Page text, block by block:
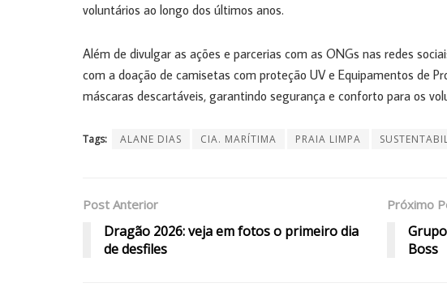
voluntários ao longo dos últimos anos.
Além de divulgar as ações e parcerias com as ONGs nas redes
com a doação de camisetas com proteção UV e Equipamentos de
máscaras descartáveis, garantindo segurança e conforto para os
Tags: ALANE DIAS CIA. MARÍTIMA PRAIA LIMPA
Post Anterior
Dragão 2026: veja em fotos o primeiro dia
de desfiles
Próximo
Boss